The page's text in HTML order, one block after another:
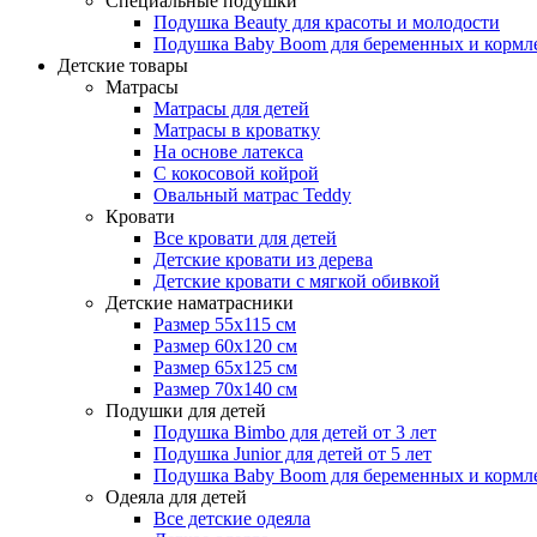
Подушка Beauty для красоты и молодости
Подушка Baby Boom для беременных и
Детские товары
Матрасы
Матрасы для детей
Матрасы в кроватку
На основе латекса
С кокосовой койрой
Овальный матрас Teddy
Кровати
Все кровати для детей
Детские кровати из дерева
Детские кровати с мягкой обивкой
Детские наматрасники
Размер 55x115 см
Размер 60x120 см
Размер 65x125 см
Размер 70x140 см
Подушки для детей
Подушка Bimbo для детей от 3 лет
Подушка Junior для детей от 5 лет
Подушка Baby Boom для беременных и
Одеяла для детей
Все детские одеяла